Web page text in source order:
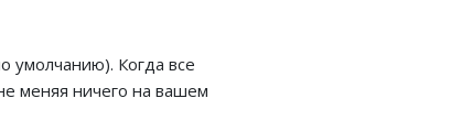
умолчанию). Когда все
меняя ничего на вашем